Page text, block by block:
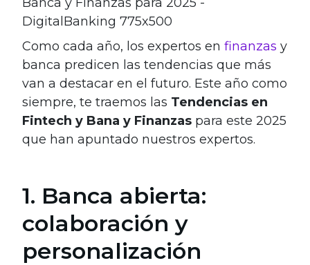
Como cada año, los expertos en finanzas y
banca predicen las tendencias que más
van a destacar en el futuro. Este año como
siempre, te traemos las Tendencias en
Fintech y Bana y Finanzas para este 2025
que han apuntado nuestros expertos.
1. Banca abierta:
colaboración y
personalización